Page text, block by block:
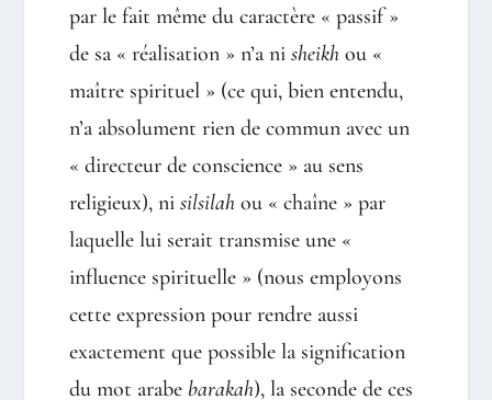
par le fait même du caractère « passif »
de sa « réalisation » n’a ni sheikhou «
maître spirituel » (ce qui, bien entendu,
n’a absolument rien de commun avec un
« directeur de conscience » au sens
religieux), ni silsilahou « chaîne » par
laquelle lui serait transmise une «
influence spirituelle » (nous employons
cette expression pour rendre aussi
exactement que possible la signification
du mot arabe barakah), la seconde de ces